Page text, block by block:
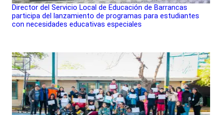
Director del Servicio Local de Educación de Barrancas
participa del lanzamiento de programas para estudiantes
con necesidades educativas especiales